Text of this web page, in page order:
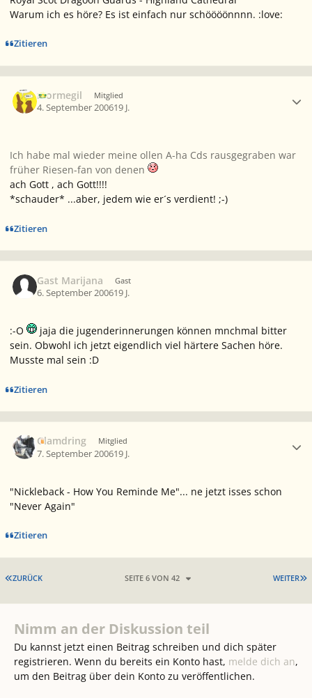
Warum ich es höre? Es ist einfach nur schöööönnnn. :love:
Zitieren
mormegil Mitglied
4. September 200619 J.
Ich habe mal wieder meine ollen A-ha Cds rausgegraben war
früher Riesen-fan von denen
ach Gott , ach Gott!!!!
*schauder* ...aber, jedem wie er´s verdient! ;-)
Zitieren
Gast Marijana Gast
6. September 200619 J.
:-O
jaja die jugenderinnerungen können mnchmal bitter
sein. Obwohl ich jetzt eigendlich viel härtere Sachen höre.
Musste mal sein :D
Zitieren
Glamdring Mitglied
7. September 200619 J.
"Nickleback - How You Reminde Me"... ne jetzt isses schon
"Never Again"
Zitieren
ERSTE SEITE
ZURÜCK WEITER
SEITE 6 VON 42
Nimm an der Diskussion teil
Du kannst jetzt einen Beitrag schreiben und dich später
registrieren. Wenn du bereits ein Konto hast, melde dich an,
um den Beitrag über dein Konto zu veröffentlichen.